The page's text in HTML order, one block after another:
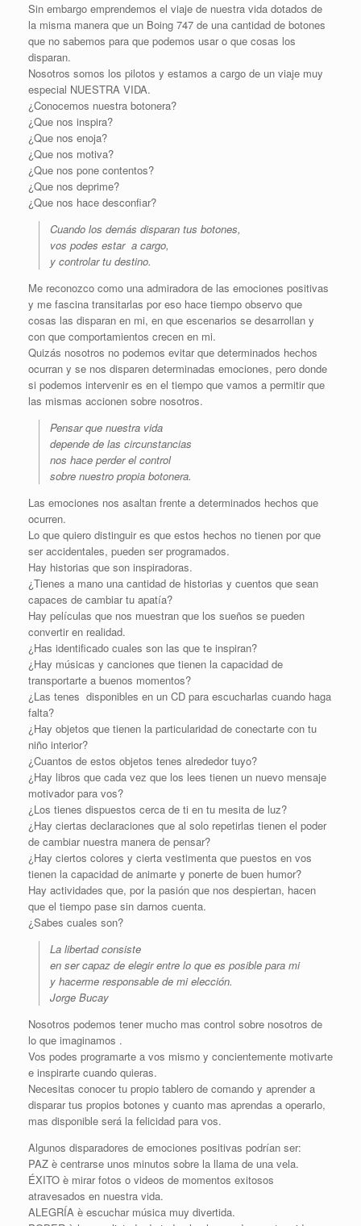
Sin embargo emprendemos el viaje de nuestra vida dotados de
la misma manera que un Boing 747 de una cantidad de botones
que no sabemos para que podemos usar o que cosas los
disparan.
Nosotros somos los pilotos y estamos a cargo de un viaje muy
especial NUESTRA VIDA.
¿Conocemos nuestra botonera?
¿Que nos inspira?
¿Que nos enoja?
¿Que nos motiva?
¿Que nos pone contentos?
¿Que nos deprime?
¿Que nos hace desconfiar?
Cuando los demás disparan tus botones,
vos podes estar a cargo,
y controlar tu destino.
Me reconozco como una admiradora de las emociones positivas
y me fascina transitarlas por eso hace tiempo observo que
cosas las disparan en mi, en que escenarios se desarrollan y
con que comportamientos crecen en mi.
Quizás nosotros no podemos evitar que determinados hechos
ocurran y se nos disparen determinadas emociones, pero donde
si podemos intervenir es en el tiempo que vamos a permitir que
las mismas accionen sobre nosotros.
Pensar que nuestra vida
depende de las circunstancias
nos hace perder el control
sobre nuestro propia botonera.
Las emociones nos asaltan frente a determinados hechos que
ocurren.
Lo que quiero distinguir es que estos hechos no tienen por que
ser accidentales, pueden ser programados.
Hay historias que son inspiradoras.
¿Tienes a mano una cantidad de historias y cuentos que sean
capaces de cambiar tu apatía?
Hay películas que nos muestran que los sueños se pueden
convertir en realidad.
¿Has identificado cuales son las que te inspiran?
¿Hay músicas y canciones que tienen la capacidad de
transportarte a buenos momentos?
¿Las tenes disponibles en un CD para escucharlas cuando haga
falta?
¿Hay objetos que tienen la particularidad de conectarte con tu
niño interior?
¿Cuantos de estos objetos tenes alrededor tuyo?
¿Hay libros que cada vez que los lees tienen un nuevo mensaje
motivador para vos?
¿Los tienes dispuestos cerca de ti en tu mesita de luz?
¿Hay ciertas declaraciones que al solo repetirlas tienen el poder
de cambiar nuestra manera de pensar?
¿Hay ciertos colores y cierta vestimenta que puestos en vos
tienen la capacidad de animarte y ponerte de buen humor?
Hay actividades que, por la pasión que nos despiertan, hacen
que el tiempo pase sin darnos cuenta.
¿Sabes cuales son?
La libertad consiste
en ser capaz de elegir entre lo que es posible para mi
y hacerme responsable de mi elección.
Jorge Bucay
Nosotros podemos tener mucho mas control sobre nosotros de
lo que imaginamos .
Vos podes programarte a vos mismo y concientemente motivarte
e inspirarte cuando quieras.
Necesitas conocer tu propio tablero de comando y aprender a
disparar tus propios botones y cuanto mas aprendas a operarlo,
mas disponible será la felicidad para vos.
Algunos disparadores de emociones positivas podrían ser:
PAZ è centrarse unos minutos sobre la llama de una vela.
ÉXITO è mirar fotos o videos de momentos exitosos
atravesados en nuestra vida.
ALEGRÍA è escuchar música muy divertida.